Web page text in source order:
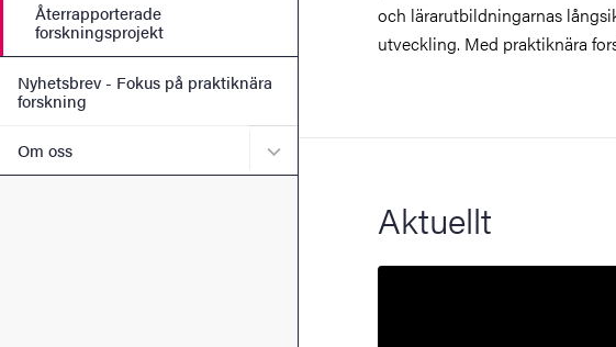
Återrapporterade
forskningsprojekt
Nyhetsbrev - Fokus på praktiknära
forskning
Om oss Undermeny för Om oss
och lärarutbildningarnas
utveckling. Med praktiknära
Aktuellt